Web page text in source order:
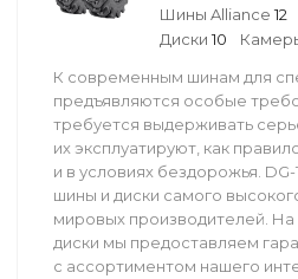
Шины Alliance 12
Диски 10
К современным шинам для
предъявляются особые
требуется выдерживать
их эксплуатируют, как
и в условиях бездорожья.
шины и диски самого
мировых производителей.
диски мы предоставляем
с ассортиментом нашего